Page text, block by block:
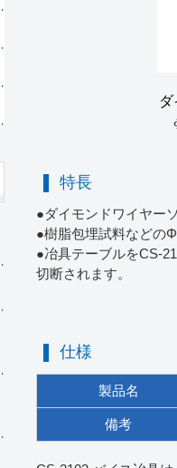
特長
●ダイモンドワイヤー
●樹脂包埋試料などの
●冶具テーブルをCS-
切断されます。
仕様
製品名
備考